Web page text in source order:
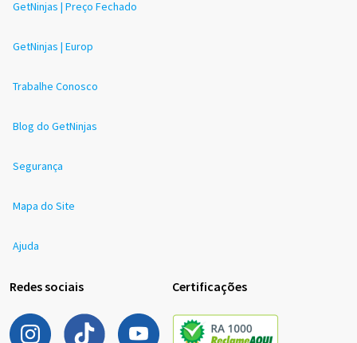
GetNinjas | Preço Fechado
GetNinjas | Europ
Trabalhe Conosco
Blog do GetNinjas
Segurança
Mapa do Site
Ajuda
Redes sociais Certificações